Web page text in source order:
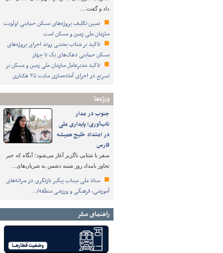
داد و گفت:…
تعیین تکلیف پروژه‌های مسکن حمایتی اولویت
سازمان ملی زمین و مسکن است
تاکید بر شتاب ‌بخشی روند اجرای پروژه‌های
مسکن حمایتی دهک‌های یک تا چهار
تاکید مدیرعامل سازمان ملی زمین و مسکن بر
تسریع در اجرای آماده‌سازی سایت ۳۵ هکتاری
ویژه‌ها
جنوب در مدار
تاب‌آوری؛ پایداری ملی
در امتداد خلیج همیشه
فارس
سفر با شتابی ناگزیر آغاز می‌شود؛ آنگاه که خبر
تجاوز بامداد روز شنبه دشمن به شریان‌های…
ستاد ملی میناب پیگیر بازنگری در سرانه‌های
آموزشی، فرهنگی و ورزشی منطقه/…
راهنمای سفر